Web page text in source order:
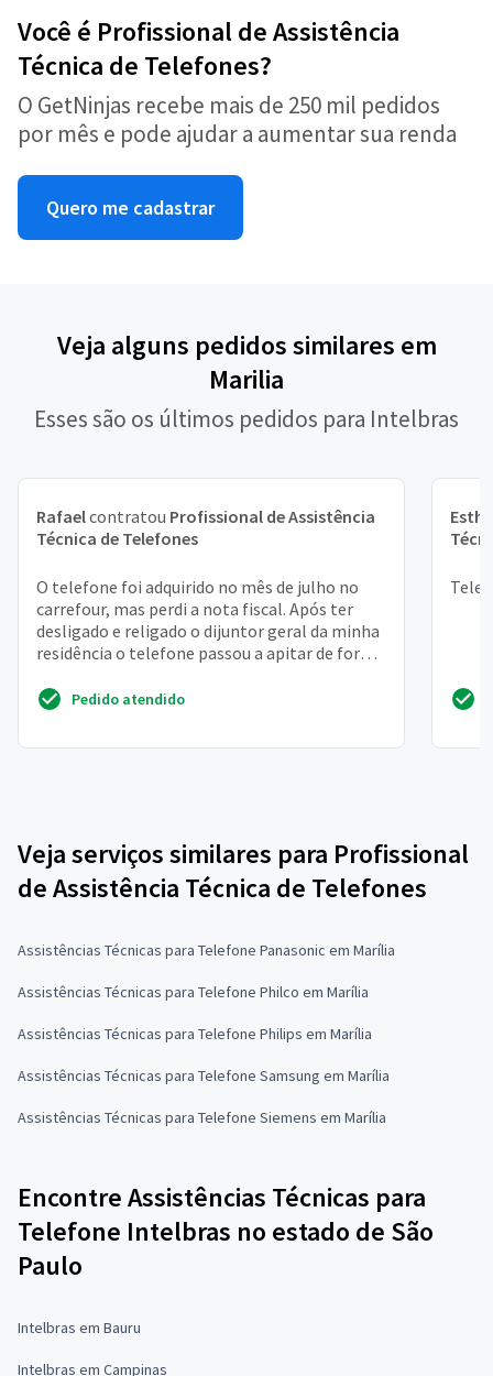
Você é Profissional de Assistência
Técnica de Telefones?
O GetNinjas recebe mais de 250 mil pedidos
por mês e pode ajudar a aumentar sua renda
Quero me cadastrar
Veja alguns pedidos similares em
Marilia
Esses são os últimos pedidos para Intelbras
Rafaelcontratou Profissional de Assistência
Técnica de Telefones
O telefone foi adquirido no mês de julho no
carrefour, mas perdi a nota fiscal. Após ter
desligado e religado o dijuntor geral da minha
residência o telefone passou a apitar de forma
Pedido atendido
Veja serviços similares para Profissional
de Assistência Técnica de Telefones
Assistências Técnicas para Telefone Panasonic em Marília
Assistências Técnicas para Telefone Philco em Marília
Assistências Técnicas para Telefone Philips em Marília
Assistências Técnicas para Telefone Samsung em Marília
Assistências Técnicas para Telefone Siemens em Marília
Encontre Assistências Técnicas para
Telefone Intelbras no estado de São
Paulo
Intelbras em Bauru
Intelbras em Campinas